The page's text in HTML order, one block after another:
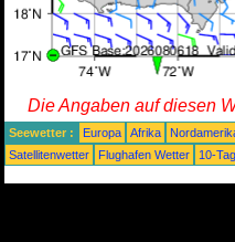
Die Angaben auf diesen
Seewetter : Europa Afrika
Satellitenwetter
Flughafen Wetter 10-